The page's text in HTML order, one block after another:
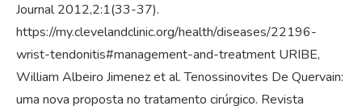
Journal 2012,2:1(33-37).
https://my.clevelandclinic.org/health/diseases/22196-
wrist-tendonitis#management-and-treatment URIBE,
William Albeiro Jimenez et al. Tenossinovites De Quervain:
uma nova proposta no tratamento cirúrgico. Revista